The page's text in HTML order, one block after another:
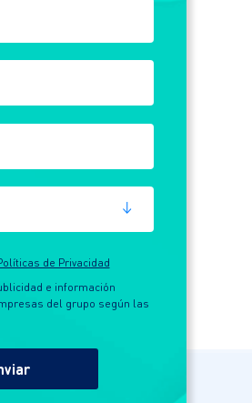
de Privacidad
e información
del grupo según las